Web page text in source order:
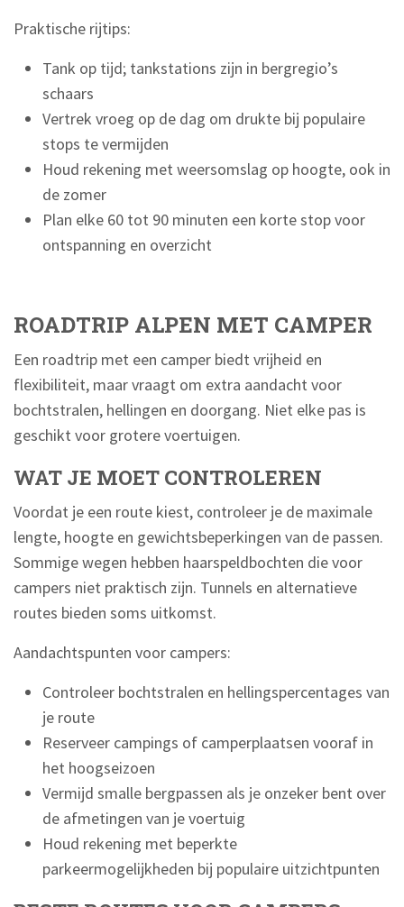
Praktische rijtips:
Tank op tijd; tankstations zijn in bergregio’s
schaars
Vertrek vroeg op de dag om drukte bij populaire
stops te vermijden
Houd rekening met weersomslag op hoogte, ook in
de zomer
Plan elke 60 tot 90 minuten een korte stop voor
ontspanning en overzicht
ROADTRIP ALPEN MET CAMPER
Een roadtrip met een camper biedt vrijheid en
flexibiliteit, maar vraagt om extra aandacht voor
bochtstralen, hellingen en doorgang. Niet elke pas is
geschikt voor grotere voertuigen.
WAT JE MOET CONTROLEREN
Voordat je een route kiest, controleer je de maximale
lengte, hoogte en gewichtsbeperkingen van de passen.
Sommige wegen hebben haarspeldbochten die voor
campers niet praktisch zijn. Tunnels en alternatieve
routes bieden soms uitkomst.
Aandachtspunten voor campers:
Controleer bochtstralen en hellingspercentages van
je route
Reserveer campings of camperplaatsen vooraf in
het hoogseizoen
Vermijd smalle bergpassen als je onzeker bent over
de afmetingen van je voertuig
Houd rekening met beperkte
parkeermogelijkheden bij populaire uitzichtpunten